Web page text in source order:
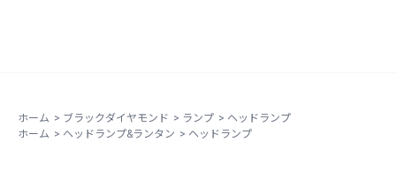
ホーム > ブラックダイヤモンド > ランプ > ヘッドランプ
ホーム > ヘッドランプ&ランタン > ヘッドランプ